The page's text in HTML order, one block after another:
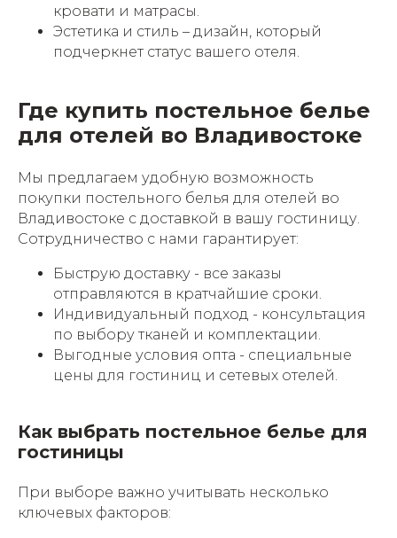
кровати и матрасы.
Эстетика и стиль – дизайн, который
подчеркнет статус вашего отеля.
Где купить постельное белье
для отелей во Владивостоке
Мы предлагаем удобную возможность
покупки постельного белья для отелей во
Владивостоке с доставкой в вашу гостиницу.
Сотрудничество с нами гарантирует:
Быструю доставку - все заказы
отправляются в кратчайшие сроки.
Индивидуальный подход - консультация
по выбору тканей и комплектации.
Выгодные условия опта - специальные
цены для гостиниц и сетевых отелей.
Как выбрать постельное белье для
гостиницы
При выборе важно учитывать несколько
ключевых факторов: